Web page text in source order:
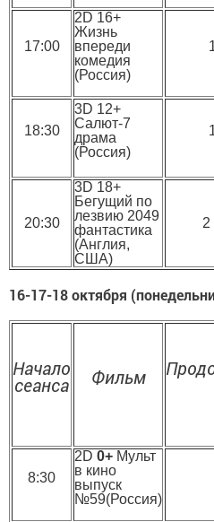
17:00
2D 16+
Жизнь
впереди
комедия
(Россия)
18:30
3D 12+
Салют-7
драма
(Россия)
20:30
3D 18+
Бегущий по
лезвию 2049
фантастика
(Англия,
США)
2
16-17-18 октября
Начало
сеанса Фильм
8:30
2D 0+ Мульт
в кино
выпуск
№59(Россия)